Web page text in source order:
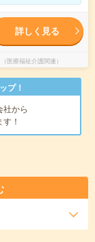
詳しく見る
療福祉介護関連）
プ！
社から
！